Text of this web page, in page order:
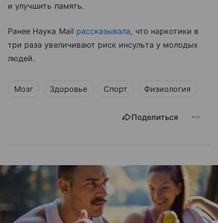
и улучшить память.
Ранее Наука Mail рассказывала, что наркотики в
три раза увеличивают риск инсульта у молодых
людей.
Мозг Здоровье Спорт Физиология
Поделиться